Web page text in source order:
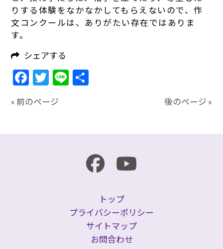
りする体験をなかなかしてもらえないので、作
文コンクールは、ありがたい存在ではありま
す。
シェアする
Facebook
Twitter
Line
« 前のページ 後のページ »
トップ
プライバシーポリシー
サイトマップ
お問合わせ